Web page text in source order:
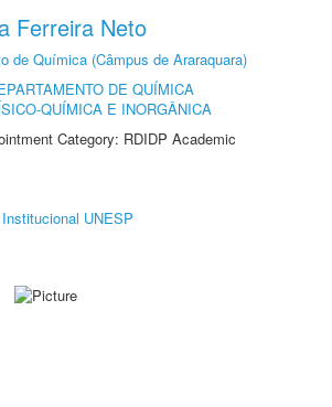
Ferreira Neto
de Química (Câmpus de Araraquara)
DE QUÍMICA
QUÍMICA E INORGÂNICA
Category: RDIDP Academic
UNESP